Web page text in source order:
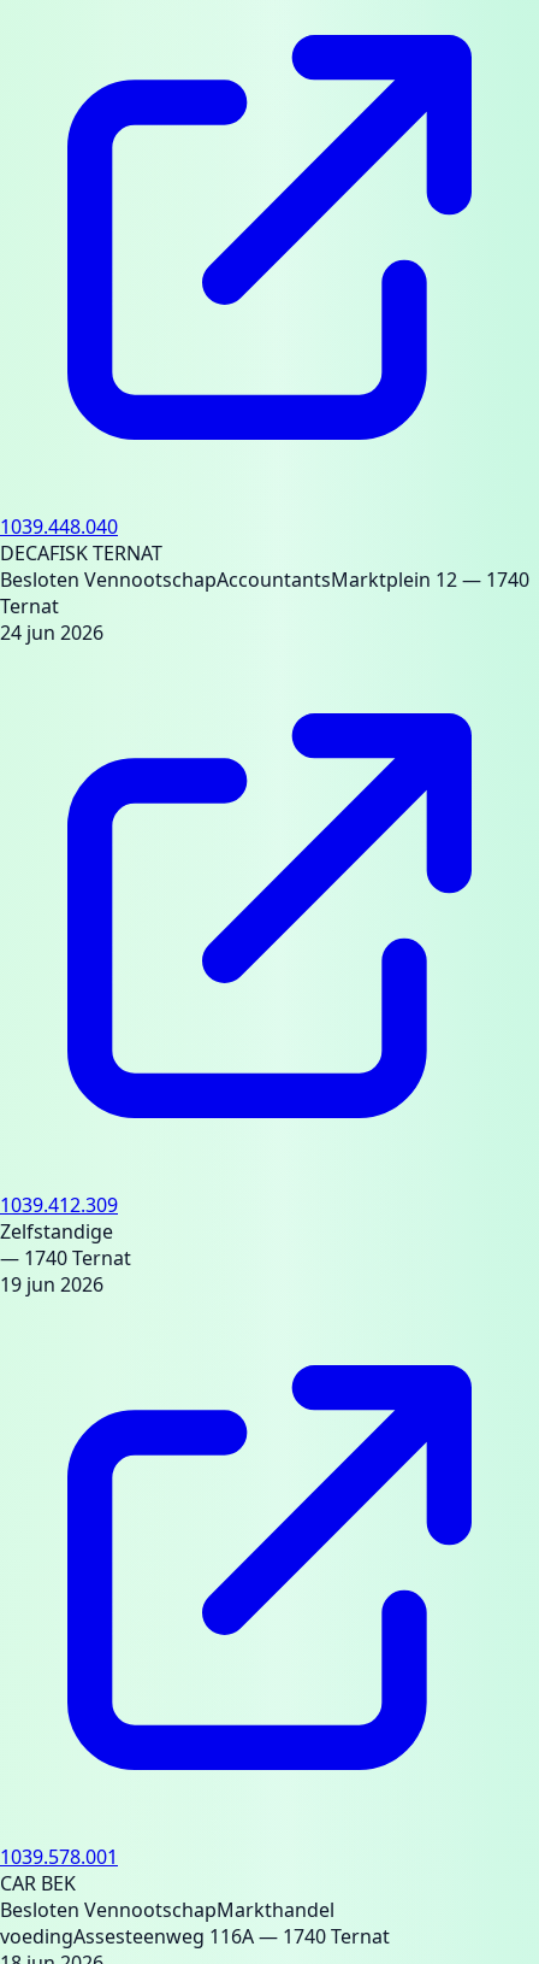
1039.448.040
DECAFISK TERNAT
Besloten VennootschapAccountantsMarktplein 12— 1740
Ternat
24 jun 2026
1039.412.309
Zelfstandige
— 1740 Ternat
19 jun 2026
1039.578.001
CAR BEK
Besloten VennootschapMarkthandel
voedingAssesteenweg 116A— 1740 Ternat